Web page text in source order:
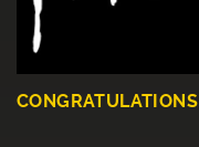
CONGRATULATIONS